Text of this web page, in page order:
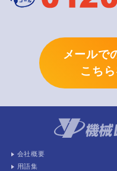
メールで
こち
会社概要
用語集